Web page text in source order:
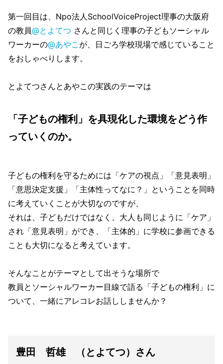
第一回目は、Npo法人SchoolVoiceProject理事の大阪府
の教員@とよてつ さんと同じく理事の子どもソーシャル
ワーカーの@あやこ が、日ごろ学校現場で感じていること
をおしゃべりします。
とよてつさんとあやこの実践のテーマは
「子どもの権利」を具現化した環境をどう作
っていくのか。
子どもの権利を守るためには「ケアの視点」「意見表明」
「意思決定支援」「主体性ってなに？」ということを同時
に考えていくことが大切なのですが、
それは、子どもだけではなく、大人も同じように「ケア」
され「意見表明」ができ、「主体的」に学校に参画できる
ことも大切になると考えています。
そんなことがテーマとして出そうな場所で
教員とソーシャルワーカー目線で語る「子どもの権利」に
ついて、一緒にアレコレお話ししませんか？
豊田 哲雄 （とよてつ）さん